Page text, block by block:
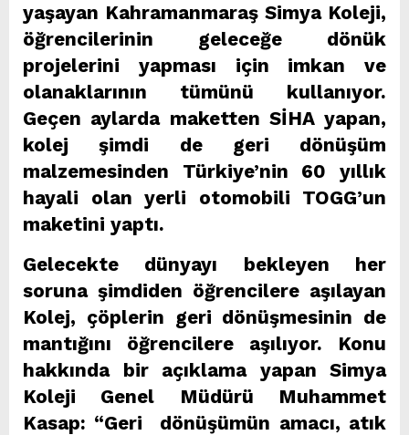
yaşayan Kahramanmaraş Simya Koleji,
öğrencilerinin geleceğe dönük
projelerini yapması için imkan ve
olanaklarının tümünü kullanıyor.
Geçen aylarda maketten SİHA yapan,
kolej şimdi de geri dönüşüm
malzemesinden Türkiye’nin 60 yıllık
hayali olan yerli otomobili TOGG’un
maketini yaptı.
Gelecekte dünyayı bekleyen her
soruna şimdiden öğrencilere aşılayan
Kolej, çöplerin geri dönüşmesinin de
mantığını öğrencilere aşılıyor. Konu
hakkında bir açıklama yapan Simya
Koleji Genel Müdürü Muhammet
Kasap: “Geri dönüşümün amacı, atık